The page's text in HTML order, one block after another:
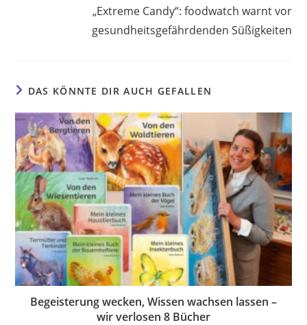
„Extreme Candy“: foodwatch warnt vor
gesundheitsgefährdenden Süßigkeiten
DAS KÖNNTE DIR AUCH GEFALLEN
Begeisterung wecken, Wissen wachsen lassen –
wir verlosen 8 Bücher